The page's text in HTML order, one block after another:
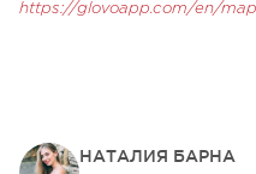
https://glovoapp.com/en/
НАТАЛИЯ БАРНА